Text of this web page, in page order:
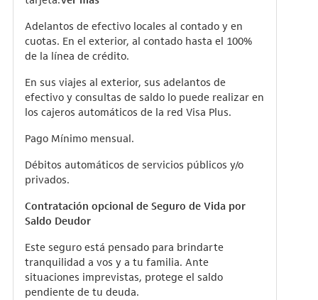
Adelantos de efectivo locales al contado y en
cuotas. En el exterior, al contado hasta el 100%
de la línea de crédito.
En sus viajes al exterior, sus adelantos de
efectivo y consultas de saldo lo puede realizar en
los cajeros automáticos de la red Visa Plus.
Pago Mínimo mensual.
Débitos automáticos de servicios públicos y/o
privados.
Contratación opcional de Seguro de Vida por
Saldo Deudor
Este seguro está pensado para brindarte
tranquilidad a vos y a tu familia. Ante
situaciones imprevistas, protege el saldo
pendiente de tu deuda.